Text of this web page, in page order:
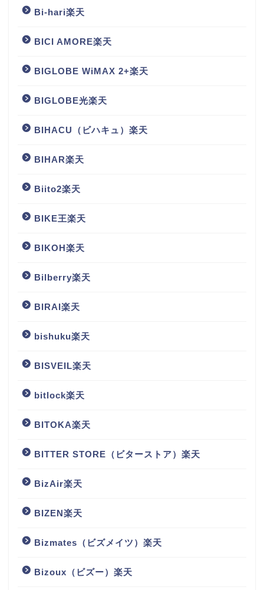
Bi-hari楽天
BICI AMORE楽天
BIGLOBE WiMAX 2+楽天
BIGLOBE光楽天
BIHACU（ビハキュ）楽天
BIHAR楽天
Biito2楽天
BIKE王楽天
BIKOH楽天
Bilberry楽天
BIRAI楽天
bishuku楽天
BISVEIL楽天
bitlock楽天
BITOKA楽天
BITTER STORE（ビターストア）楽天
BizAir楽天
BIZEN楽天
Bizmates（ビズメイツ）楽天
Bizoux（ビズー）楽天